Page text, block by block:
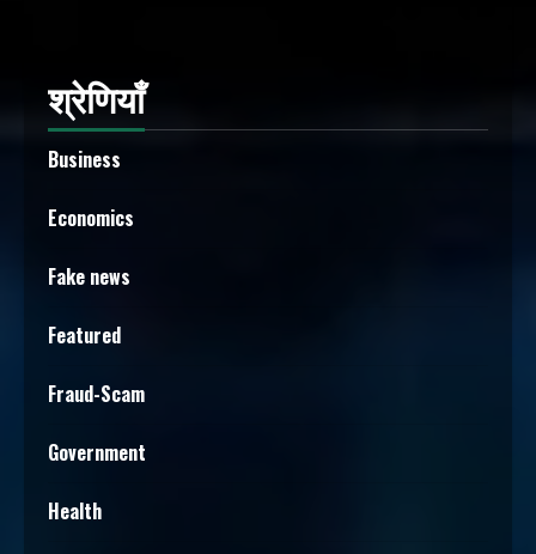
श्रेणियाँ
Business
Economics
Fake news
Featured
Fraud-Scam
Government
Health